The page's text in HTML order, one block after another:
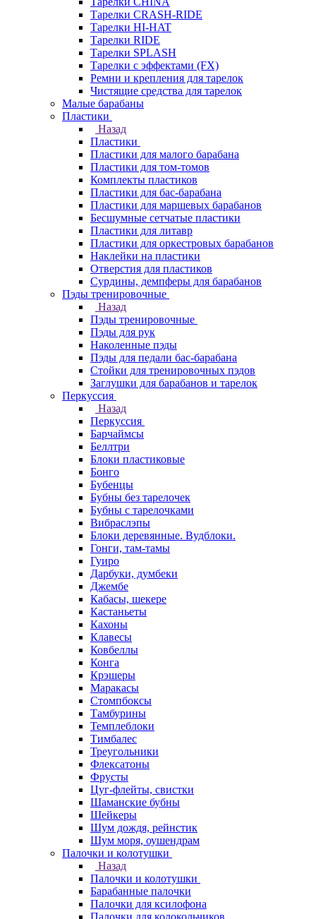
Тарелки CRASH-RIDE
Тарелки HI-HAT
Тарелки RIDE
Тарелки SPLASH
Тарелки с эффектами (FX)
Ремни и крепления для тарелок
Чистящие средства для тарелок
Малые барабаны
Пластики
Назад
Пластики
Пластики для малого барабана
Пластики для том-томов
Комплекты пластиков
Пластики для бас-барабана
Пластики для маршевых барабанов
Бесшумные сетчатые пластики
Пластики для литавр
Пластики для оркестровых барабанов
Наклейки на пластики
Отверстия для пластиков
Сурдины, демпферы для барабанов
Пэды тренировочные
Назад
Пэды тренировочные
Пэды для рук
Наколенные пэды
Пэды для педали бас-барабана
Стойки для тренировочных пэдов
Заглушки для барабанов и тарелок
Перкуссия
Назад
Перкуссия
Барчаймсы
Беллтри
Блоки пластиковые
Бонго
Бубенцы
Бубны без тарелочек
Бубны с тарелочками
Вибраслэпы
Блоки деревянные. Вудблоки.
Гонги, там-тамы
Гуиро
Дарбуки, думбеки
Джембе
Кабасы, шекере
Кастаньеты
Кахоны
Клавесы
Ковбеллы
Конга
Крэшеры
Маракасы
Стомпбоксы
Тамбурины
Темплеблоки
Тимбалес
Треугольники
Флексатоны
Фрусты
Цуг-флейты, свистки
Шаманские бубны
Шейкеры
Шум дождя, рейнстик
Шум моря, оушендрам
Палочки и колотушки
Назад
Палочки и колотушки
Барабанные палочки
Палочки для ксилофона
Палочки для колокольчиков